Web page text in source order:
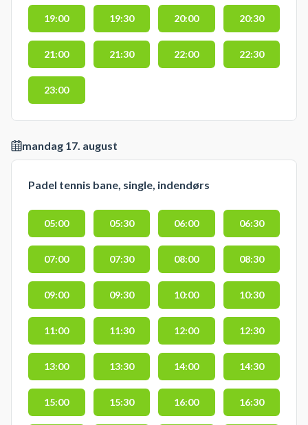
19:00 19:30 20:00 20:30
21:00 21:30 22:00 22:30
23:00
mandag 17. august
Padel tennis bane, single, indendørs
05:00 05:30 06:00 06:30
07:00 07:30 08:00 08:30
09:00 09:30 10:00 10:30
11:00 11:30 12:00 12:30
13:00 13:30 14:00 14:30
15:00 15:30 16:00 16:30